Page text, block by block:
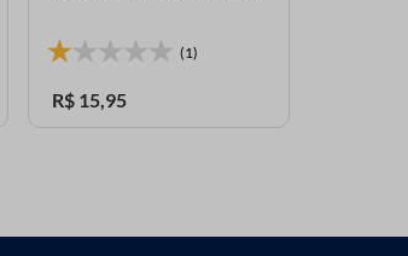
(1)
R$ 15,95